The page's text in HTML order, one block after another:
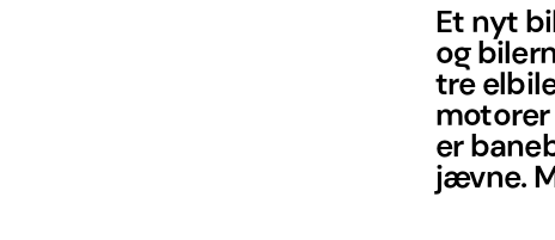
Et nyt
og
tre
er
jævne.